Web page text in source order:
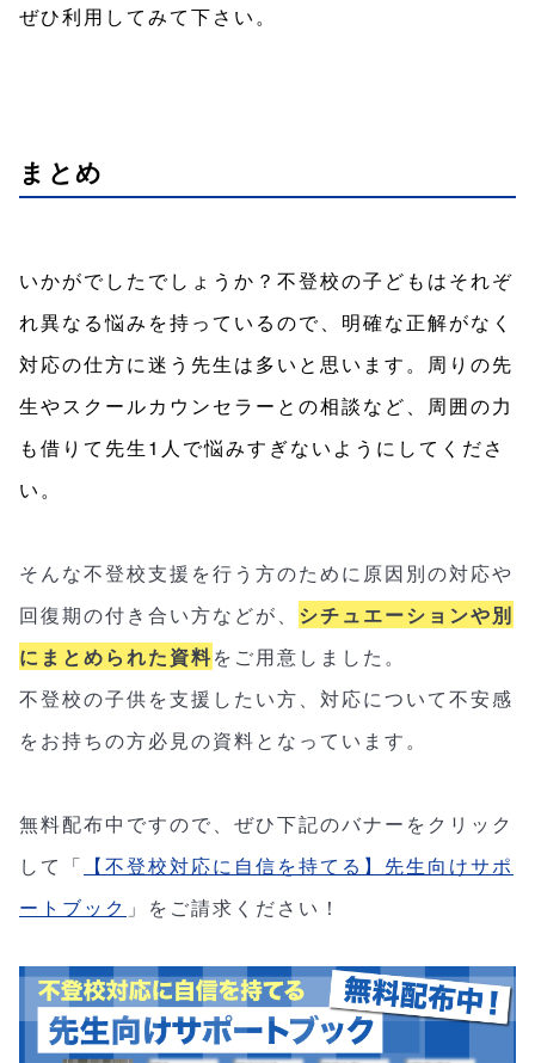
ぜひ利用してみて下さい。
まとめ
いかがでしたでしょうか？不登校の子どもはそれぞ
れ異なる悩みを持っているので、明確な正解がなく
対応の仕方に迷う先生は多いと思います。周りの先
生やスクールカウンセラーとの相談など、周囲の力
も借りて先生1人で悩みすぎないようにしてくださ
い。
そんな不登校支援を行う方のために原因別の対応や
回復期の付き合い方などが、 シチュエーションや別
にまとめられた資料をご用意しました。
不登校の子供を支援したい方、対応について不安感
をお持ちの方必見の資料となっています。
無料配布中ですので、ぜひ下記のバナーをクリック
して「 【不登校対応に自信を持てる】先生向けサポ
ートブック 」 をご請求ください！